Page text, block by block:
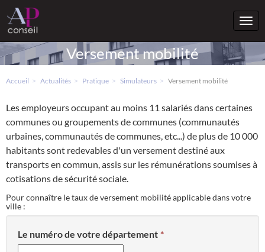
Versement mobilité
Accueil Actualités Pratique Simulateurs Versement mobilité
Les employeurs occupant au moins 11 salariés dans certaines
communes ou groupements de communes (communautés
urbaines, communautés de communes, etc...) de plus de 10 000
habitants sont redevables d'un versement destiné aux
transports en commun, assis sur les rémunérations soumises à
cotisations de sécurité sociale.
Pour connaître le taux de versement mobilité applicable dans votre
ville :
Le numéro de votre département